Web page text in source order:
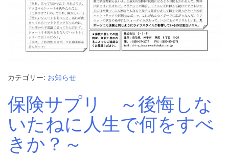
カテゴリー: お知らせ
保険サプリ ～後悔しな
いたねに人生で何をすべ
きか？～